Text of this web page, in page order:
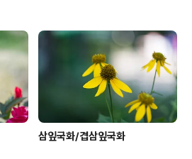
삼잎국화/겹삼잎국화